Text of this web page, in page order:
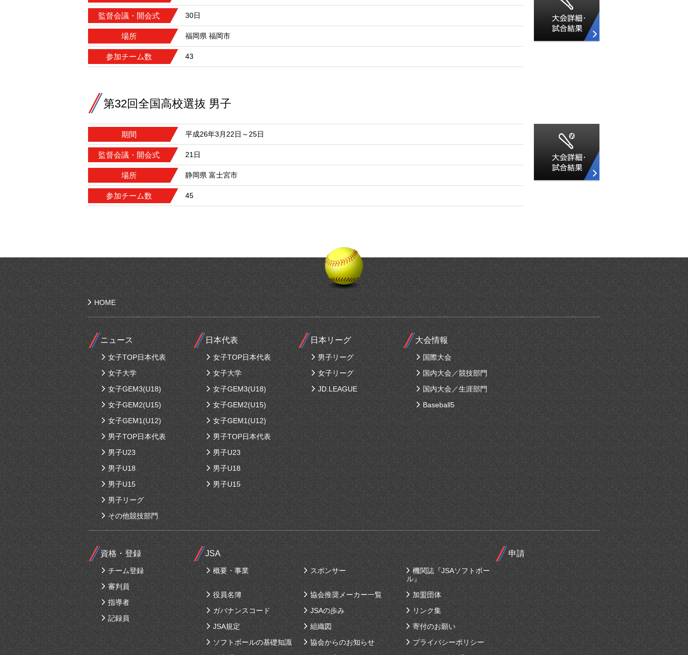
監督会議・開会式 30日
場所 福岡県 福岡市
参加チーム数 43
第32回全国高校選抜 男子
期間 平成26年3月22日～25日
監督会議・開会式 21日
場所 静岡県 富士宮市
参加チーム数 45
HOME
ニュース
女子TOP日本代表
女子大学
女子GEM3(U18)
女子GEM2(U15)
女子GEM1(U12)
男子TOP日本代表
男子U23
男子U18
男子U15
男子リーグ
その他競技部門
日本代表
女子TOP日本代表
女子大学
女子GEM3(U18)
女子GEM2(U15)
女子GEM1(U12)
男子TOP日本代表
男子U23
男子U18
男子U15
日本リーグ
男子リーグ
女子リーグ
JD.LEAGUE
大会情報
国際大会
国内大会／競技部門
国内大会／生涯部門
Baseball5
資格・登録
チーム登録
審判員
指導者
記録員
JSA
概要・事業 スポンサー
機関誌『JSAソフトボー
ル』
役員名簿
協会推奨メーカー一覧
加盟団体
ガバナンスコード
JSAの歩み
リンク集
JSA規定
組織図
寄付のお願い
ソフトボールの基礎知識
協会からのお知らせ
プライバシーポリシー
申請